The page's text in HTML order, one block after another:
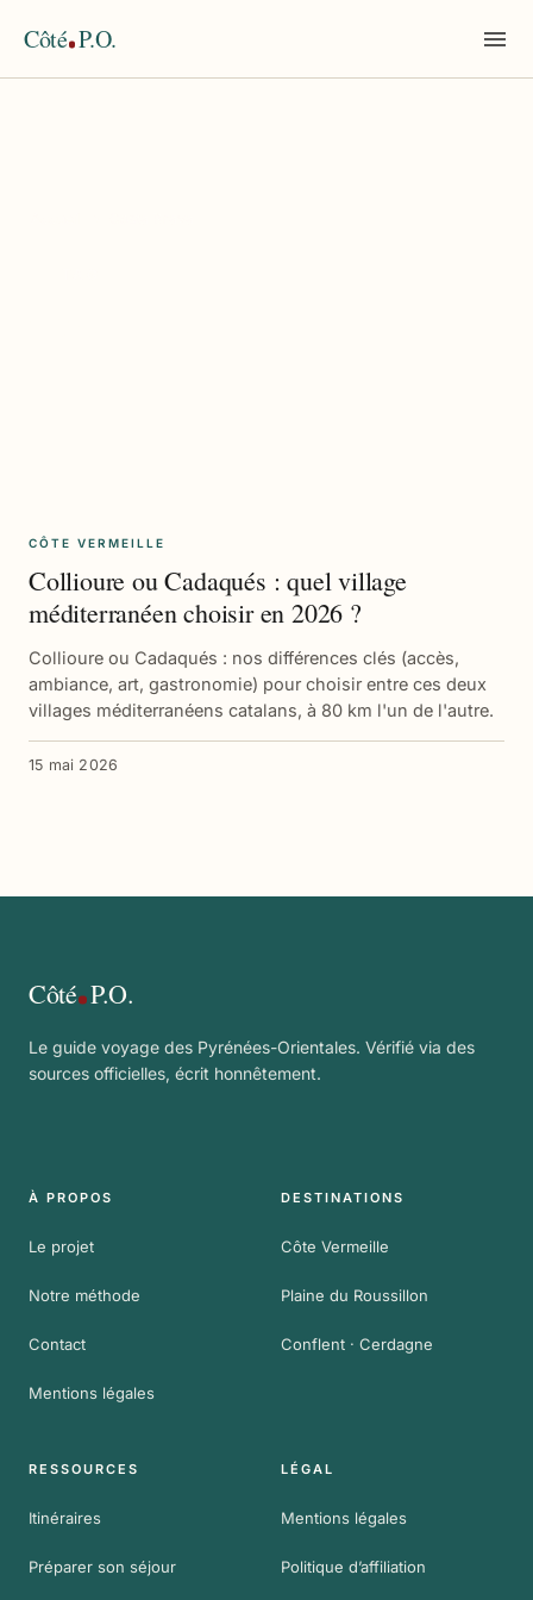
Côté P.O.
CÔTE VERMEILLE
Collioure ou Cadaqués : quel village
méditerranéen choisir en 2026 ?
Collioure ou Cadaqués : nos différences clés (accès,
ambiance, art, gastronomie) pour choisir entre ces deux
villages méditerranéens catalans, à 80 km l'un de l'autre.
15 mai 2026
Côté P.O.
Le guide voyage des Pyrénées-Orientales. Vérifié via des
sources officielles, écrit honnêtement.
À PROPOS
Le projet
Notre méthode
Contact
Mentions légales
DESTINATIONS
Côte Vermeille
Plaine du Roussillon
Conflent · Cerdagne
RESSOURCES
Itinéraires
Préparer son séjour
LÉGAL
Mentions légales
Politique d’affiliation